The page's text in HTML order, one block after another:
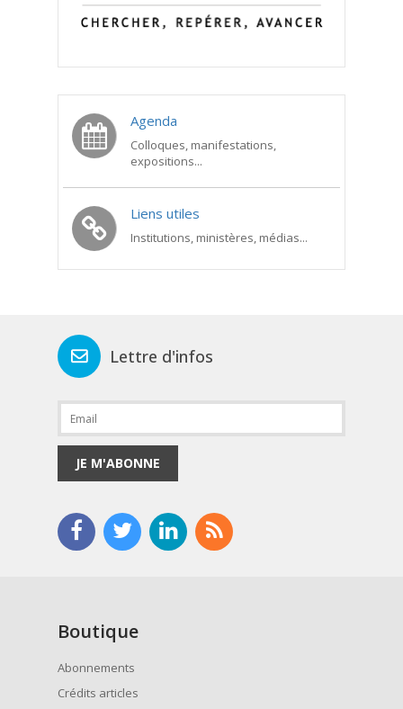
Agenda
Colloques, manifestations,
expositions...
Liens utiles
Institutions, ministères, médias...
Lettre d'infos
JE M'ABONNE
Boutique
Abonnements
Crédits articles